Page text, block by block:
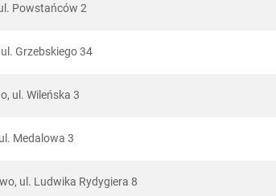
Powstańców 2
ul. Grzebskiego 34
ul. Wileńska 3
Medalowa 3
ul. Ludwika Rydygiera 8